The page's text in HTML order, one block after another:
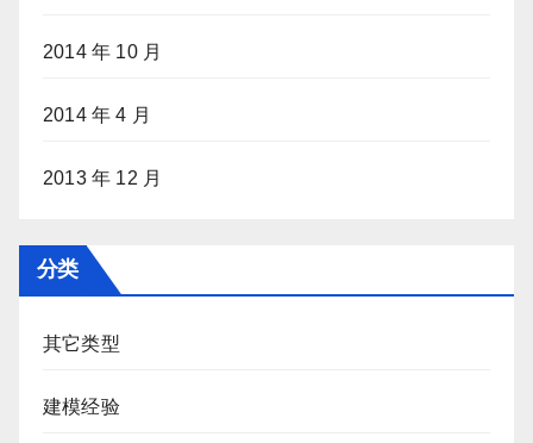
2014 年 10 月
2014 年 4 月
2013 年 12 月
分类
其它类型
建模经验